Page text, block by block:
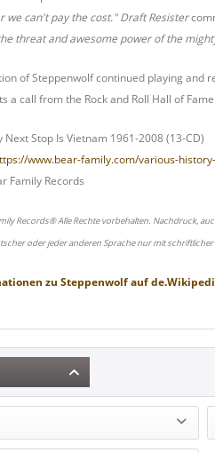
we can't pay the cost." Draft Resister
threat and awesome power of the
of Steppenwolf continued playing and
a call from the Rock and Roll Hall of Fame.
Next Stop Is Vietnam 1961-2008 (13-CD)
www.bear-family.com/various-
Family Records
Records® Alle Rechte vorbehalten. Nachdruck,
oder jeder anderen Sprache nur mit
zu Steppenwolfauf